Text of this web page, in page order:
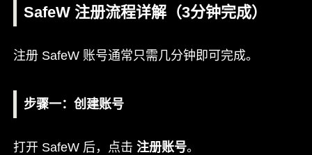
SafeW 注册流程详解（3分钟完成）
注册 SafeW 账号通常只需几分钟即可完成。
步骤一：创建账号
打开 SafeW 后，点击 注册账号。